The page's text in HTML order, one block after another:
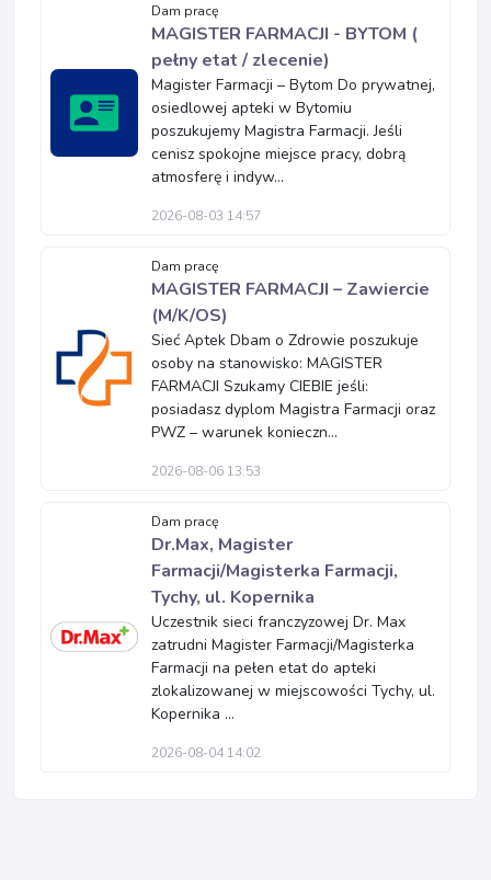
Dam pracę
MAGISTER FARMACJI - BYTOM (
pełny etat / zlecenie)
Magister Farmacji – Bytom Do prywatnej,
osiedlowej apteki w Bytomiu
poszukujemy Magistra Farmacji. Jeśli
cenisz spokojne miejsce pracy, dobrą
atmosferę i indyw...
2026-08-03 14:57
Dam pracę
MAGISTER FARMACJI – Zawiercie
(M/K/OS)
Sieć Aptek Dbam o Zdrowie poszukuje
osoby na stanowisko: MAGISTER
FARMACJI Szukamy CIEBIE jeśli:
posiadasz dyplom Magistra Farmacji oraz
PWZ – warunek konieczn...
2026-08-06 13:53
Dam pracę
Dr.Max, Magister
Farmacji/Magisterka Farmacji,
Tychy, ul. Kopernika
Uczestnik sieci franczyzowej Dr. Max
zatrudni Magister Farmacji/Magisterka
Farmacji na pełen etat do apteki
zlokalizowanej w miejscowości Tychy, ul.
Kopernika ...
2026-08-04 14:02